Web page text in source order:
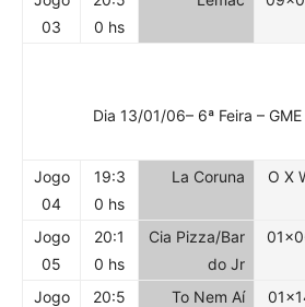
03
0 hs
Dia 13/01/06– 6ª Feira –
Jogo
04
19:3
0 hs
La Coruna O X
Jogo
05
20:1
0 hs
Cia Pizza/Bar
do Jr
Jogo
20:5
To Nem Aí